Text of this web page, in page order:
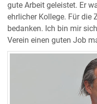
gute Arbeit geleistet. Er
ehrlicher Kollege. Für die
bedanken. Ich bin mir
Verein einen guten Job